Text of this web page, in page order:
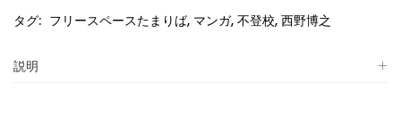
タグ: フリースペースたまりば, マンガ, 不登校, 西野博之
説明